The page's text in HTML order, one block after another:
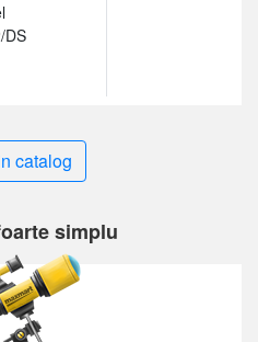
DS
catalog
simplu